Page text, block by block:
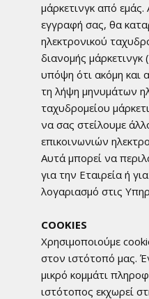
μάρκετινγκ από
εγγραφή σας, θα
ηλεκτρονικού
διανομής
υπόψη ότι ακόμη και
τη λήψη μηνυμάτων
ταχυδρομείου
να σας στείλουμε
επικοινωνιών
Αυτά μπορεί να
για την Εταιρεία ή
λογαριασμό στις
COOKIES
Χρησιμοποιούμε
στον ιστότοπό μας.
μικρό κομμάτι
ιστότοπος εκχωρεί